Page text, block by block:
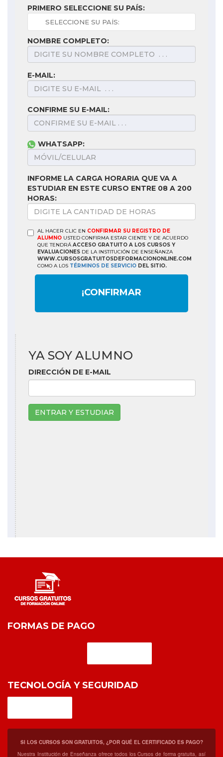
PRIMERO SELECCIONE SU PAÍS:
NOMBRE COMPLETO:
E-MAIL:
CONFIRME SU E-MAIL:
WHATSAPP:
INFORME LA CARGA HORARIA QUE VA A
ESTUDIAR EN ESTE CURSO ENTRE 08 A 200
HORAS:
AL HACER CLIC EN CONFIRMAR SU REGISTRO DE
ALUMNO USTED CONFIRMA ESTAR CIENTE Y DE ACUERDO
QUE TENDRÁ ACCESO GRATUITO A LOS CURSOS Y
EVALUACIONES DE LA INSTITUCIÓN DE ENSEÑANZA
WWW.CURSOSGRATUITOSDEFORMACIONONLINE.COM
COMO A LOS TÉRMINOS DE SERVICIO DEL SITIO.
¡CONFIRMAR
YA SOY ALUMNO
DIRECCIÓN DE E-MAIL
ENTRAR Y ESTUDIAR
FORMAS DE PAGO
TECNOLOGÍA Y SEGURIDAD
SI LOS CURSOS SON GRATUITOS, ¿POR QUÉ EL CERTIFICADO ES PAGO?
Nuestra Institución de Enseñanza ofrece todos los Cursos de forma gratuita, así